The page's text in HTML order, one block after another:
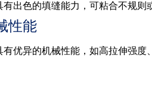
出色的填缝能力，可粘合不规则
性能
优异的机械性能，如高拉伸强度